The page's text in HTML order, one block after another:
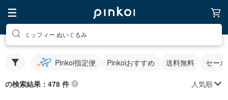
ミッフィー ぬいぐるみ
Pinkoi指定便 Pinkoiおすすめ 送料無料 セー
の検索結果：478 件 人気順